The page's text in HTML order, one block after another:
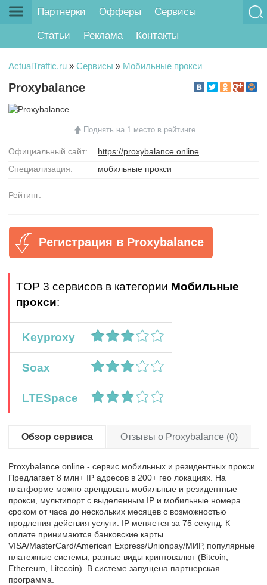
Партнерки Офферы Сервисы
Статьи Реклама Контакты
ActualTraffic.ru » Сервисы » Мобильные прокси
Proxybalance
Поднять на 1 место в рейтинге
Официальный сайт:
https://proxybalance.online
Специализация:
мобильные прокси
Рейтинг:
Регистрация в Proxybalance
TOP 3 сервисов в категории Мобильные
прокси:
Keyproxy
Soax
LTESpace
Обзор сервиса Отзывы о Proxybalance (0)
Proxybalance.online - сервис мобильных и резидентных прокси.
Предлагает 8 млн+ IP адресов в 200+ гео локациях. На
платформе можно арендовать мобильные и резидентные
прокси, мультипорт с выделенным IP и мобильные номера
сроком от часа до нескольких месяцев с возможностью
продления действия услуги. IP меняется за 75 секунд. К
оплате принимаются банковские карты
VISA/MasterCard/American Express/Unionpay/МИР, популярные
платежные системы, разные виды криптовалют (Bitcoin,
Ethereum, Litecoin). В системе запущена партнерская
программа.